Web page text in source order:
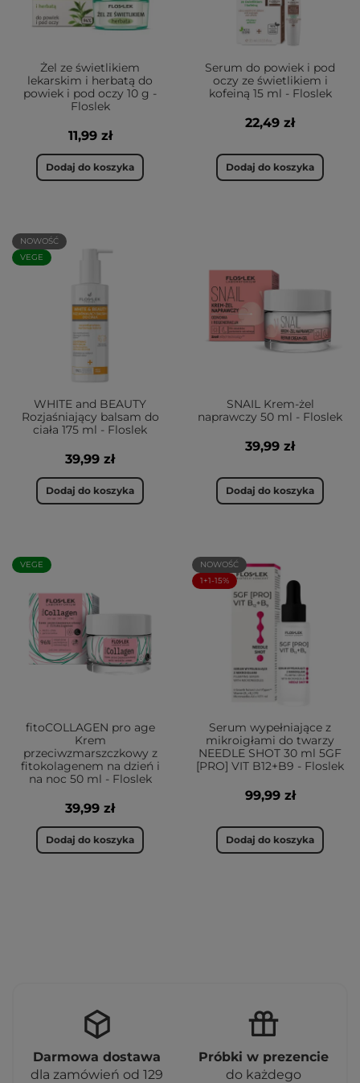
Żel ze świetlikiem
lekarskim i herbatą do
powiek i pod oczy 10 g -
Floslek
11,99 zł
Dodaj do koszyka
Serum do powiek i pod
oczy ze świetlikiem i
kofeiną 15 ml - Floslek
22,49 zł
Dodaj do koszyka
NOWOŚĆ
VEGE
WHITE and BEAUTY
Rozjaśniający balsam do
ciała 175 ml - Floslek
39,99 zł
Dodaj do koszyka
SNAIL Krem-żel
naprawczy 50 ml - Floslek
39,99 zł
Dodaj do koszyka
VEGE
fitoCOLLAGEN pro age
Krem
przeciwzmarszczkowy z
fitokolagenem na dzień i
na noc 50 ml - Floslek
39,99 zł
Dodaj do koszyka
NOWOŚĆ
1+1-15%
Serum wypełniające z
mikroigłami do twarzy
NEEDLE SHOT 30 ml 5GF
[PRO] VIT B12+B9 - Floslek
99,99 zł
Dodaj do koszyka
Darmowa dostawa
dla zamówień od 129
Próbki w prezencie
do każdego